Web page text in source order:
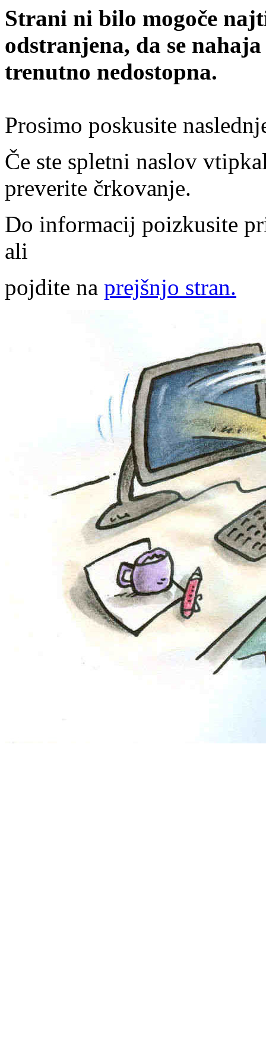
Strani ni bilo mogoče
odstranjena, da se
trenutno nedostopna.
Prosimo poskusite
Če ste spletni naslov
preverite črkovanje.
Do informacij poizkusite
ali
pojdite na prejšnjo stran.